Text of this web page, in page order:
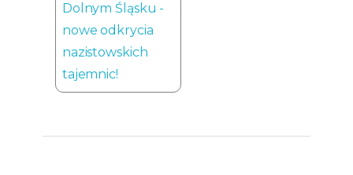
Dolnym Śląsku -
nowe odkrycia
nazistowskich
tajemnic!